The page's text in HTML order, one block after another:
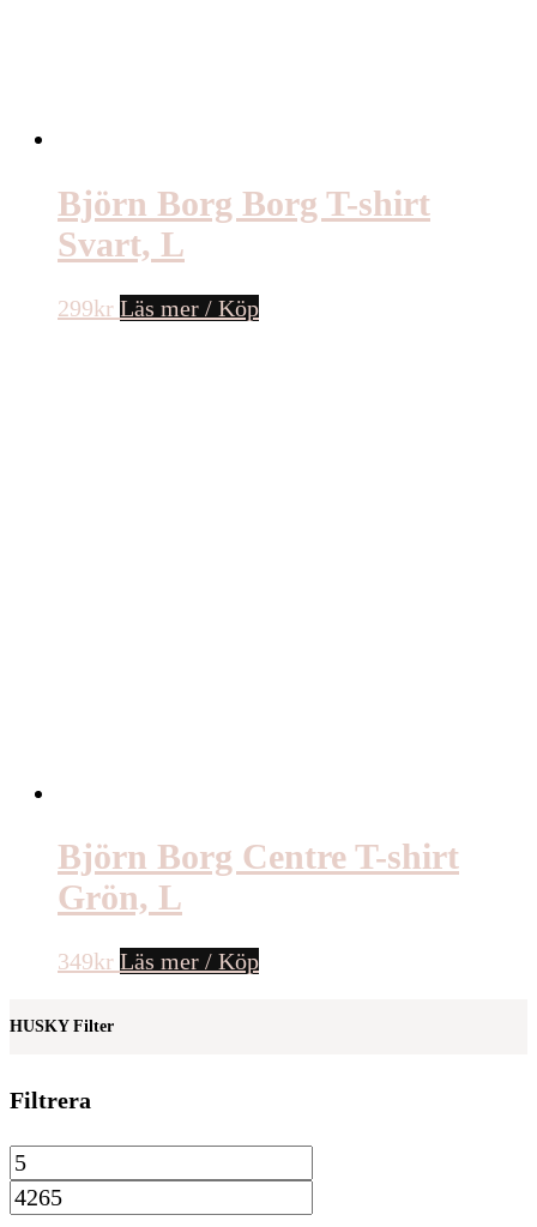
Björn Borg Borg T-shirt
Svart, L
299kr Läs mer / Köp
Björn Borg Centre T-shirt
Grön, L
349kr Läs mer / Köp
HUSKY Filter
Filtrera